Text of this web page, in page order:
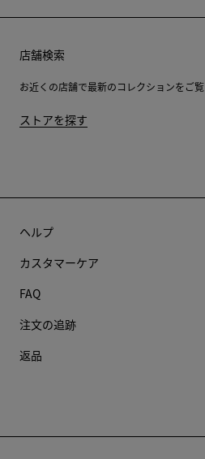
店舗検索
お近くの店舗で最新のコレクションをご
ストアを探す
ヘルプ
カスタマーケア
FAQ
注文の追跡
返品